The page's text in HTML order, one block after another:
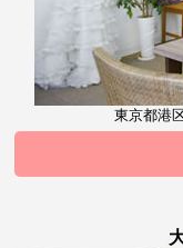
東京都港